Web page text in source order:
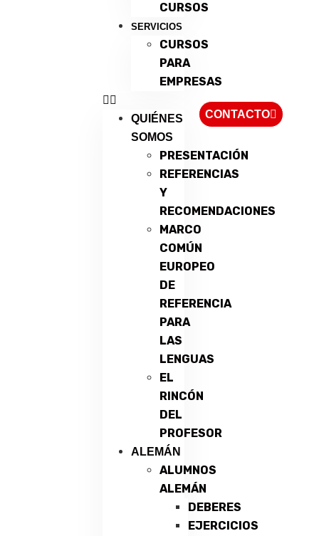
CURSOS
SERVICIOS
CURSOS
PARA
EMPRESAS
QUIÉNES
SOMOS
PRESENTACIÓN
REFERENCIAS
Y
RECOMENDACIONES
MARCO
COMÚN
EUROPEO
DE
REFERENCIA
PARA
LAS
LENGUAS
EL
RINCÓN
DEL
PROFESOR
ALEMÁN
ALUMNOS
ALEMÁN
DEBERES
EJERCICIOS
CONTACTO